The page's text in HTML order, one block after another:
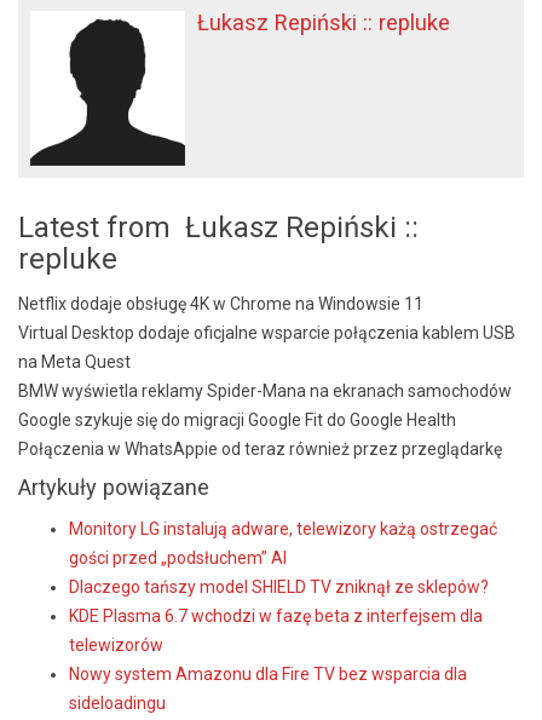
Łukasz Repiński :: repluke
Latest from Łukasz Repiński ::
repluke
Netflix dodaje obsługę 4K w Chrome na Windowsie 11
Virtual Desktop dodaje oficjalne wsparcie połączenia kablem USB
na Meta Quest
BMW wyświetla reklamy Spider-Mana na ekranach samochodów
Google szykuje się do migracji Google Fit do Google Health
Połączenia w WhatsAppie od teraz również przez przeglądarkę
Artykuły powiązane
Monitory LG instalują adware, telewizory każą ostrzegać
gości przed „podsłuchem” AI
Dlaczego tańszy model SHIELD TV zniknął ze sklepów?
KDE Plasma 6.7 wchodzi w fazę beta z interfejsem dla
telewizorów
Nowy system Amazonu dla Fire TV bez wsparcia dla
sideloadingu